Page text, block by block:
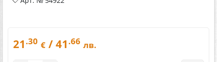
21 .30 € / 41 .66 лв.